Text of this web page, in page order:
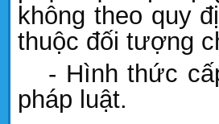
không theo quy
thuộc đối tượng
- Hình thức
pháp luật.